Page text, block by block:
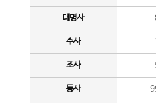
대명사
수사
조사
동사